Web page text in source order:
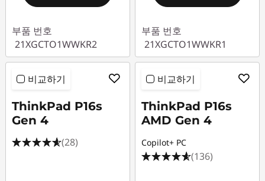
n
A
M
D
부품 번호
21XGCTO1WWKR2
부품 번호
21XGCTO1WWKR1
비교하기
ThinkPad P16s
Gen 4
(28)
비교하기
ThinkPad P16s
AMD Gen 4
Copilot+ PC
(136)